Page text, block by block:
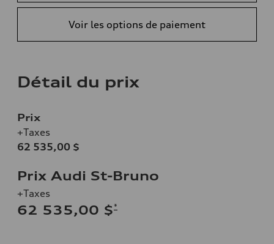
Voir les options de paiement
Détail du prix
Prix
+Taxes
62 535,00 $
Prix Audi St-Bruno
+Taxes
62 535,00 $*